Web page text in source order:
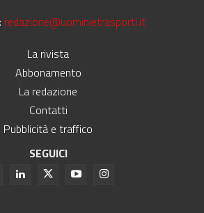
redazione@uominietrasporti.it
La rivista
Abbonamento
La redazione
Contatti
Pubblicità e traffico
SEGUICI